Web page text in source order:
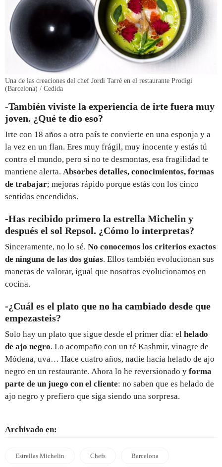
Una de las creaciones del chef Jordi Tarré en el restaurante Prodigi
(Barcelona) / Cedida
-También viviste la experiencia de irte fuera muy
joven. ¿Qué te dio eso?
Irte con 18 años a otro país te convierte en una esponja y a
la vez en un flan. Eres muy frágil, muy inocente y estás tú
contra el mundo, pero si no te desmontas, esa fragilidad te
mantiene alerta. Absorbes detalles, conocimientos, formas
de trabajar; mejoras rápido porque estás con los cinco
sentidos encendidos.
-Has recibido primero la estrella Michelin y
después el sol Repsol. ¿Cómo lo interpretas?
Sinceramente, no lo sé. No conocemos los criterios exactos
de ninguna de las dos guías. Ellos también evolucionan sus
maneras de valorar, igual que nosotros evolucionamos en
cocina.
-¿Cuál es el plato que no ha cambiado desde que
empezasteis?
Solo hay un plato que sigue desde el primer día: el helado
de ajo negro. Lo acompaño con un té Kashmir, vinagre de
Módena, uva… Hace cuatro años, nadie hacía helado de ajo
negro en un restaurante. Ahora lo he reversionado y forma
parte de un juego con el cliente: no saben que es helado de
ajo negro y prefiero que siga siendo una sorpresa.
Archivado en:
Estrellas Michelin Chefs Barcelona